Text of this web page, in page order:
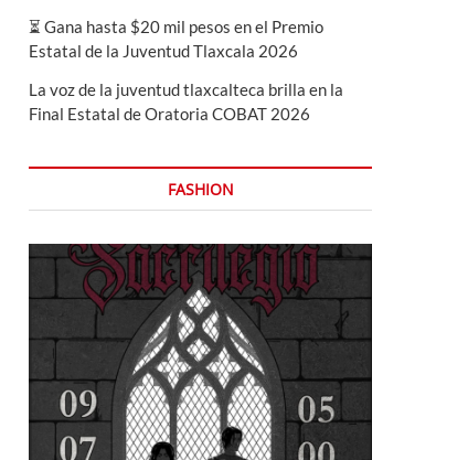
⏳ Gana hasta $20 mil pesos en el Premio
Estatal de la Juventud Tlaxcala 2026
La voz de la juventud tlaxcalteca brilla en la
Final Estatal de Oratoria COBAT 2026
FASHION